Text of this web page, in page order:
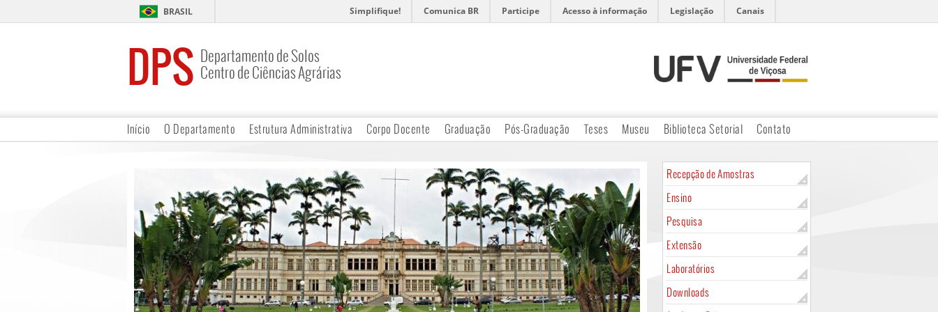
BRASIL Simplifique! Comunica BR Participe Acesso à informação Legislação Canais
DPS Departamento de Solos
Centro de Ciências Agrárias
Início O Departamento Estrutura Administrativa Corpo Docente Graduação Pós-Graduação Teses Museu Biblioteca Setorial Contato
Recepção de Amostras
Ensino
Pesquisa
Extensão
Laboratórios
Downloads